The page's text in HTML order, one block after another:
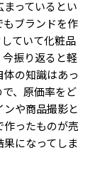
っているとい
ブランドを作
ていて化粧品
振り返ると軽
の知識はあっ
、原価率をど
や商品撮影と
ったものが売
になってしま